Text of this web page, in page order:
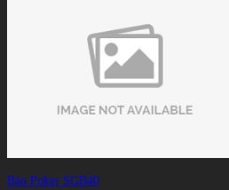
Bàn Poker SGB40